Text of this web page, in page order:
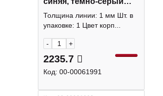
корпус с кристалом в
подар. уп. 1мм
CPs_11330
Толщина линии: 1 мм Шт. в
упаковке: 1 Цвет корп...
- +
2235.7
Код: 00-00061991